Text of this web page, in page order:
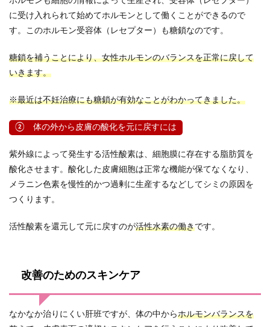
に受け入れられて始めてホルモンとして働くことができるので
す。このホルモン受容体（レセプター）も糖鎖なのです。
糖鎖を補うことにより、女性ホルモンのバランスを正常に戻して
いきます。
※最近は不妊治療にも糖鎖が有効なことがわかってきました。
② 体の外から皮膚の酸化を元に戻すには
紫外線によって発生する活性酸素は、細胞膜に存在する脂肪質を
酸化させます。酸化した皮膚細胞は正常な機能が保てなくなり、
メラニン色素を慢性的かつ過剰に生産するなどしてシミの原因を
つくります。
活性酸素を還元して元に戻すのが活性水素の働きです。
改善のためのスキンケア
なかなか治りにくい肝班ですが、体の中からホルモンバランスを